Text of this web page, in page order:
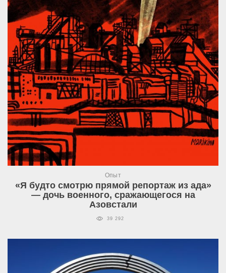
Опыт
«Я будто смотрю прямой репортаж из ада»
— дочь военного, сражающегося на
Азовстали
39 292